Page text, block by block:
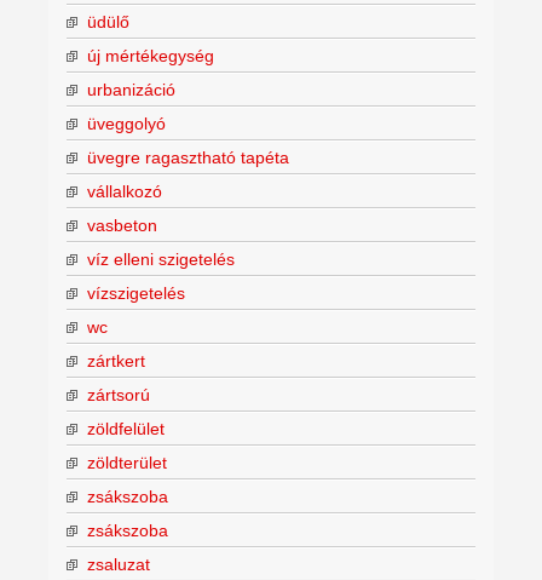
üdülő
új mértékegység
urbanizáció
üveggolyó
üvegre ragasztható tapéta
vállalkozó
vasbeton
víz elleni szigetelés
vízszigetelés
wc
zártkert
zártsorú
zöldfelület
zöldterület
zsákszoba
zsákszoba
zsaluzat